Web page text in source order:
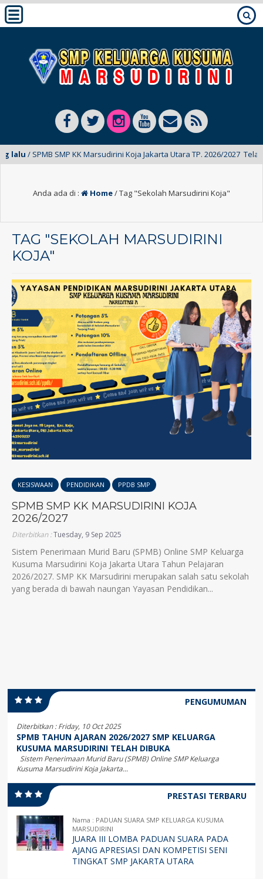
/ SPMB SMP KK Marsudirini Koja Jakarta Utara TP. 2026/2027 Telah
Anda ada di : Home/Tag "Sekolah Marsudirini Koja"
TAG "SEKOLAH MARSUDIRINI
KOJA"
KESISWAAN PENDIDIKAN PPDB SMP
SPMB SMP KK MARSUDIRINI KOJA
2026/2027
Diterbitkan :Tuesday, 9 Sep 2025
Sistem Penerimaan Murid Baru (SPMB) Online SMP Keluarga
Kusuma Marsudirini Koja Jakarta Utara Tahun Pelajaran
2026/2027. SMP KK Marsudirini merupakan salah satu sekolah
yang berada di bawah naungan Yayasan Pendidikan...
PENGUMUMAN
Diterbitkan :Friday, 10 Oct 2025
SPMB TAHUN AJARAN 2026/2027 SMP KELUARGA
KUSUMA MARSUDIRINI TELAH DIBUKA
Sistem Penerimaan Murid Baru (SPMB) Online SMP Keluarga
Kusuma Marsudirini Koja Jakarta...
PRESTASI TERBARU
Nama : PADUAN SUARA SMP KELUARGA KUSUMA
MARSUDIRINI
JUARA III LOMBA PADUAN SUARA PADA
AJANG APRESIASI DAN KOMPETISI SENI
TINGKAT SMP JAKARTA UTARA